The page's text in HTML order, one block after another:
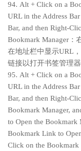
94. Alt + Click on a
URL in the Address
Bar, and then Right-
Bookmark Manager：
在地址栏中显示URL
链接以打开书签管理器
95. Alt + Click on a
URL in the Address
Bar, and then Right-
Bookmark Manager,
to Open the Bookmark
Bookmark Link to
Click on the Bookmark